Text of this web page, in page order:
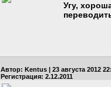
Угу,
Автор: Kentus | 23 августа 2012
Регистрация: 2.12.2011